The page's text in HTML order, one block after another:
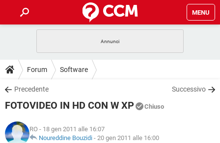
MENU
INTRATTENIMENTO
iOS
INSTAGRAM WHATSAPP
TIKTOK
HARDWARE
GUIDE
COVID-19
INSTAGRAM
DOWNLOAD
COVID-19 GAMING
INTRATTENIMENTO
iOS WINDOWS 10
COVID-19
GLOSSARIO
Forum Software
Precedente Successivo
FOTOVIDEO IN HD CON W XP Chiuso
RO - 18 gen 2011 alle 16:07
Noureddine Bouzidi - 20 gen 2011 alle 16:00